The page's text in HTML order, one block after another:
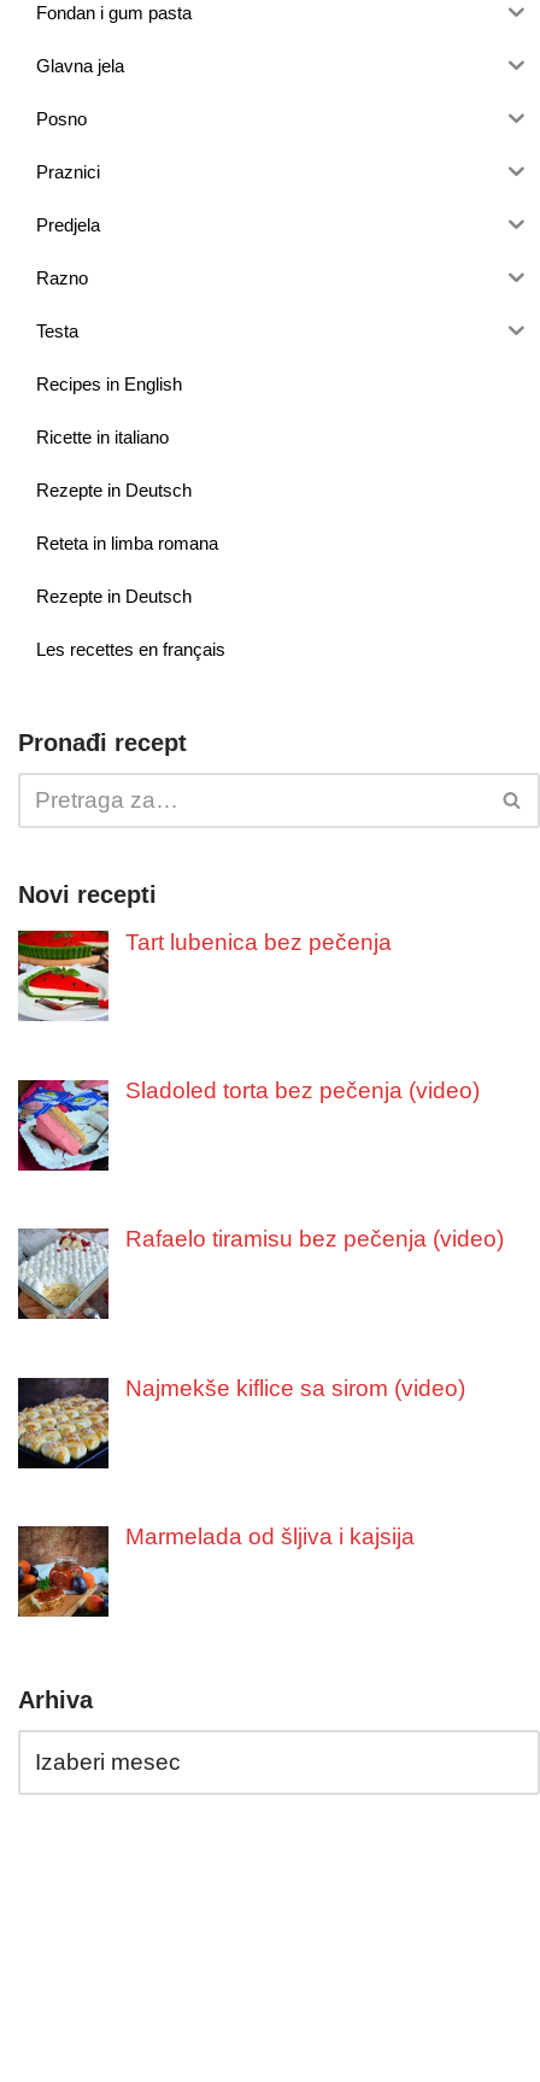
Fondan i gum pasta
Glavna jela
Posno
Praznici
Predjela
Razno
Testa
Recipes in English
Ricette in italiano
Rezepte in Deutsch
Reteta in limba romana
Rezepte in Deutsch
Les recettes en français
Pronađi recept
Novi recepti
Tart lubenica bez pečenja
Sladoled torta bez pečenja (video)
Rafaelo tiramisu bez pečenja (video)
Najmekše kiflice sa sirom (video)
Marmelada od šljiva i kajsija
Arhiva